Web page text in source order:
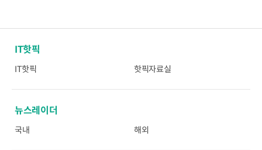
IT핫픽
IT핫픽 핫픽자료실
뉴스레이더
국내 해외